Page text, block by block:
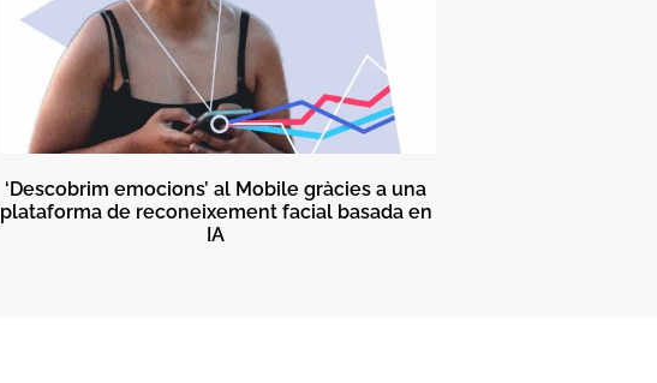
‘Descobrim emocions’ al Mobile gràcies a una
plataforma de reconeixement facial basada en
IA